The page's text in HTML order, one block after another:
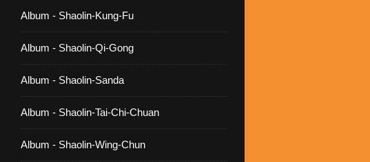
Album - Shaolin-Kung-Fu
Album - Shaolin-Qi-Gong
Album - Shaolin-Sanda
Album - Shaolin-Tai-Chi-Chuan
Album - Shaolin-Wing-Chun